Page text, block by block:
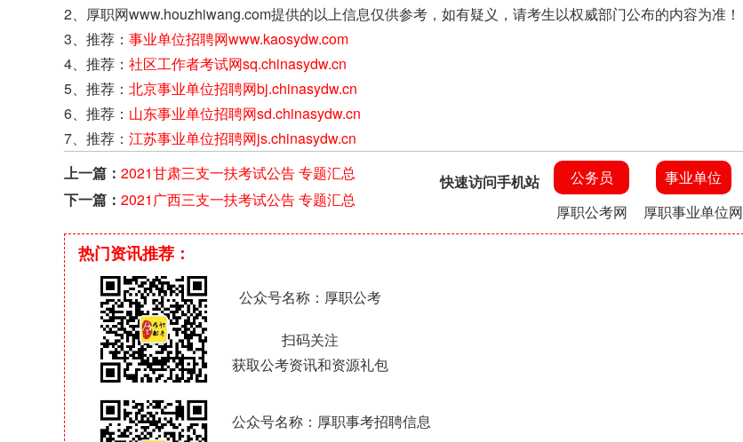
2、厚职网www.houzhiwang.com提供的以上信息仅供参考，如有疑义，请考生以权威部门公布的内容为准！
3、推荐： 事业单位招聘网www.kaosydw.com
4、推荐： 社区工作者考试网sq.chinasydw.cn
5、推荐： 北京事业单位招聘网bj.chinasydw.cn
6、推荐： 山东事业单位招聘网sd.chinasydw.cn
7、推荐： 江苏事业单位招聘网js.chinasydw.cn
上一篇： 2021甘肃三支一扶考试公告 专题汇总
下一篇： 2021广西三支一扶考试公告 专题汇总
快速访问手机站
公务员
厚职公考网
事业单位
厚职事业单位网
热门资讯推荐：
公众号名称：厚职公考
扫码关注
获取公考资讯和资源礼包
公众号名称：厚职事考招聘信息